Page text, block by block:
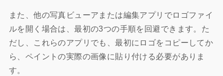
また、他の写真ビューアまたは編集アプリでロゴファイ
ルを開く場合は、最初の3つの手順を回避できます。た
だし、これらのアプリでも、最初にロゴをコピーしてか
ら、ペイントの実際の画像に貼り付ける必要がありま
す。